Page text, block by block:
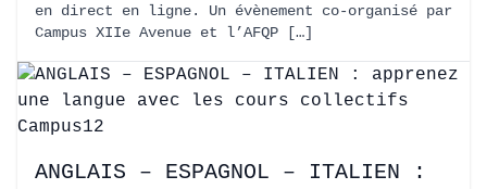
en direct en ligne. Un évènement co-organisé par
Campus XIIe Avenue et l’AFQP […]
ANGLAIS – ESPAGNOL – ITALIEN :